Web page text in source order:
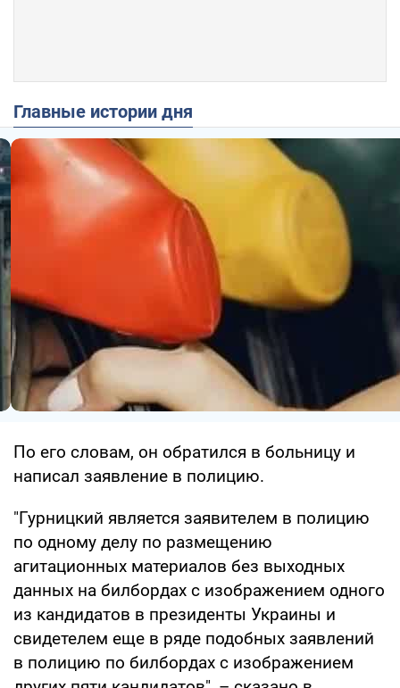
Главные истории дня
По его словам, он обратился в больницу и
написал заявление в полицию.
"Гурницкий является заявителем в полицию
по одному делу по размещению
агитационных материалов без выходных
данных на билбордах с изображением одного
из кандидатов в президенты Украины и
свидетелем еще в ряде подобных заявлений
в полицию по билбордах с изображением